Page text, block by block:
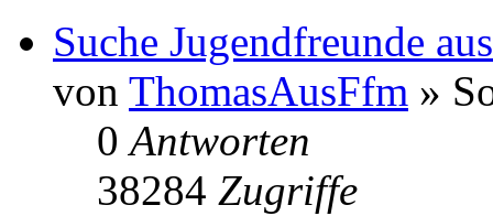
Suche Jugendfreunde
von ThomasAusFfm »
0Antworten
38284 Zugriffe